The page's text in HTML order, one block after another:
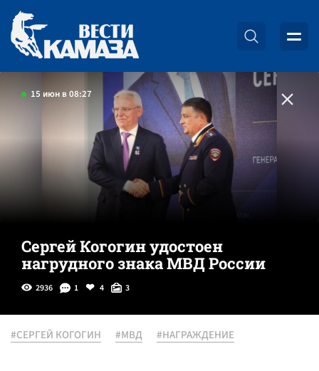
15 июн в 08:27
Сергей Когогин удостоен
нагрудного знака МВД России
2936 1 4 3
#СЕРГЕЙ КОГОГИН #МВД #НАГРАЖДЕНИЕ